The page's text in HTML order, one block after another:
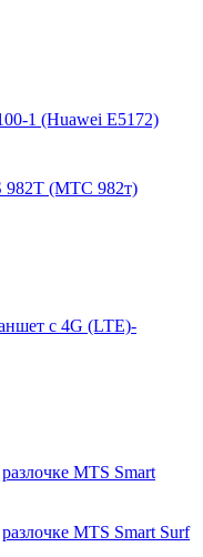
1 (Huawei E5172)
982T (МТС 982т)
с 4G (LTE)-
разлочке MTS Smart
разлочке MTS Smart Surf